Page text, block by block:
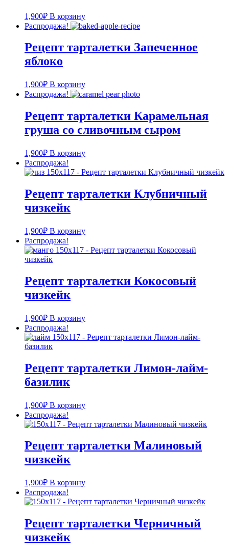
1,900₽ В корзину
Распродажа!
Рецепт тарталетки Запеченное
яблоко
1,900₽ В корзину
Распродажа!
Рецепт тарталетки Карамельная
груша со сливочным сыром
1,900₽ В корзину
Распродажа!
Рецепт тарталетки Клубничный
чизкейк
1,900₽ В корзину
Распродажа!
Рецепт тарталетки Кокосовый
чизкейк
1,900₽ В корзину
Распродажа!
Рецепт тарталетки Лимон-лайм-
базилик
1,900₽ В корзину
Распродажа!
Рецепт тарталетки Малиновый
чизкейк
1,900₽ В корзину
Распродажа!
Рецепт тарталетки Черничный
чизкейк